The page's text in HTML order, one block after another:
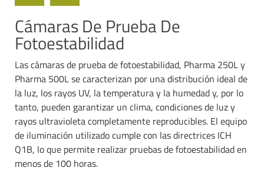
Cámaras De Prueba De
Fotoestabilidad
Las cámaras de prueba de fotoestabilidad, Pharma 250L y
Pharma 500L se caracterizan por una distribución ideal de
la luz, los rayos UV, la temperatura y la humedad y, por lo
tanto, pueden garantizar un clima, condiciones de luz y
rayos ultravioleta completamente reproducibles. El equipo
de iluminación utilizado cumple con las directrices ICH
Q1B, lo que permite realizar pruebas de fotoestabilidad en
menos de 100 horas.